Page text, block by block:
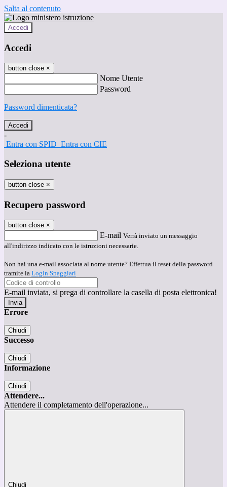
Salta al contenuto
Accedi
Accedi
button close ×
Nome Utente
Password
Password dimenticata?
-
Entra con SPID Entra con CIE
Seleziona utente
button close ×
Recupero password
button close ×
E-mail Verrà inviato un messaggio
all'indirizzo indicato con le istruzioni necessarie.
Non hai una e-mail associata al nome utente? Effettua il reset della password
tramite la Login Spaggiari
E-mail inviata, si prega di controllare la casella di posta elettronica!
Errore
Chiudi
Successo
Chiudi
Informazione
Chiudi
Attendere...
Attendere il completamento dell'operazione...
Chiudi